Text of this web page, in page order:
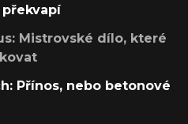
Mistrovské dílo, které
Přínos, nebo betonové